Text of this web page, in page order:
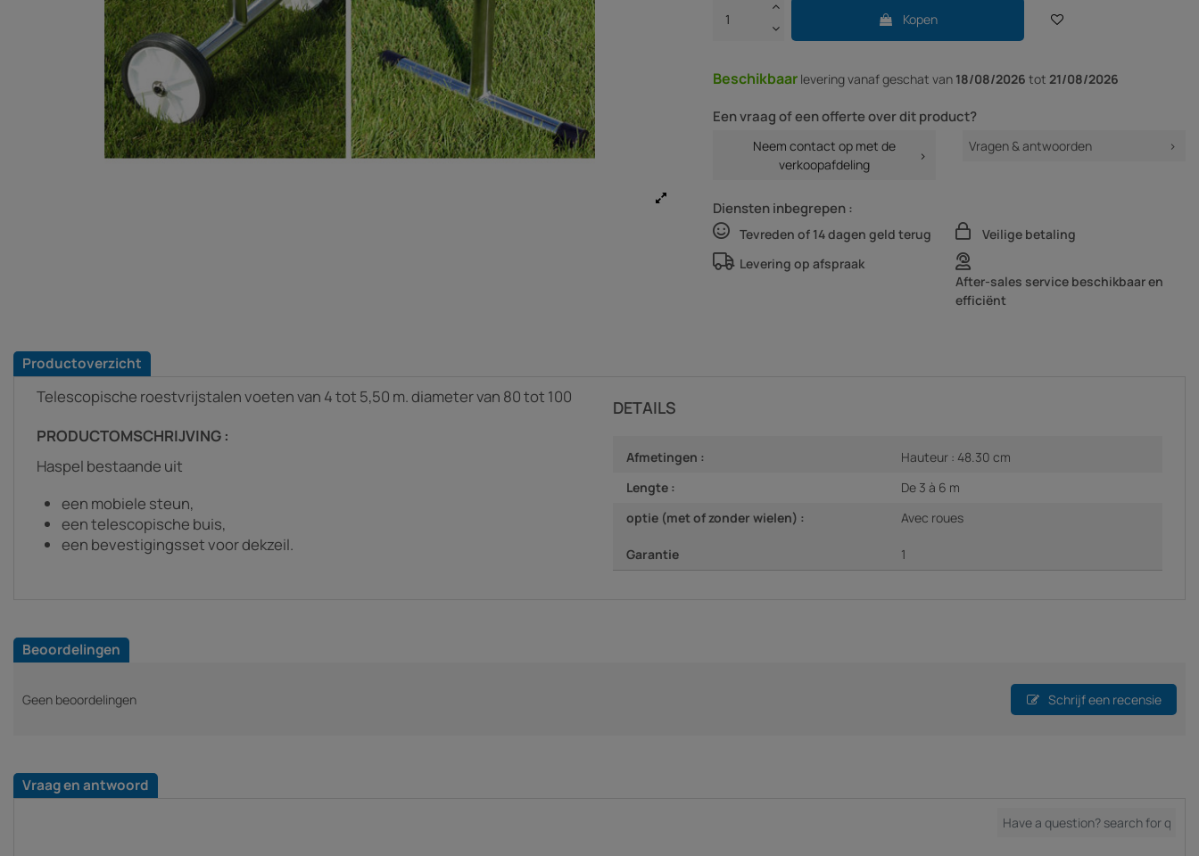
Kopen
Beschikbaar levering vanafgeschat van 18/08/2026 tot 21/08/2026
Een vraag of een offerte over dit product?
Neem contact op met de
verkoopafdeling
Vragen & antwoorden
Diensten inbegrepen :
Tevreden of 14 dagen geld terug
Veilige betaling
Levering op afspraak
After-sales service beschikbaar en
efficiënt
Productoverzicht
Telescopische roestvrijstalen voeten van 4 tot 5,50 m. diameter van 80 tot 100
PRODUCTOMSCHRIJVING :
Haspel bestaande uit
een mobiele steun,
een telescopische buis,
een bevestigingsset voor dekzeil.
DETAILS
Afmetingen :
Hauteur : 48.30 cm
Lengte :
De 3 à 6 m
optie (met of zonder wielen) :
Avec roues
Garantie 1
Beoordelingen
Geen beoordelingen Schrijf een recensie
Vraag en antwoord